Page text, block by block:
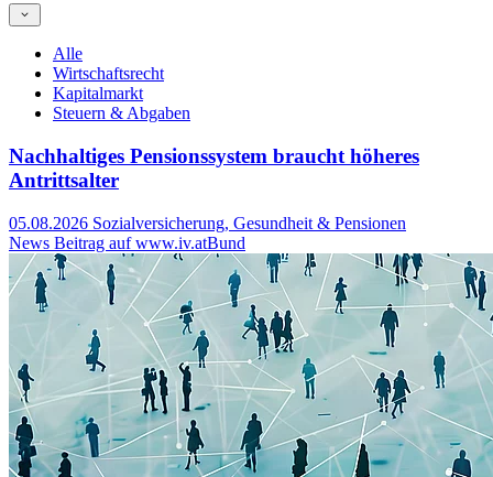
Alle
Wirtschaftsrecht
Kapitalmarkt
Steuern & Abgaben
Nachhaltiges Pensionssystem braucht höheres
Antrittsalter
05.08.2026 Sozialversicherung, Gesundheit & Pensionen
News Beitrag auf www.iv.atBund